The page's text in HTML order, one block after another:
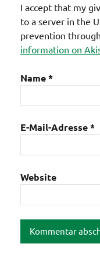
I accept that my
to a server in the
prevention
information on
Name*
E-Mail-Adresse*
Website